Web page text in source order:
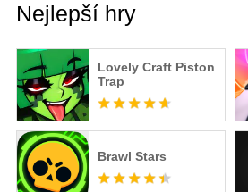
Nejlepší hry
Lovely Craft Piston
Trap
Brawl Stars